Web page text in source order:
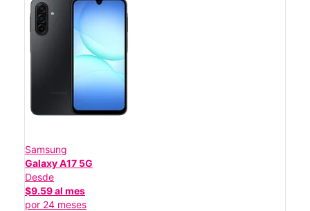
Samsung
Galaxy A17 5G
Desde
$9.59 al mes
por 24 meses